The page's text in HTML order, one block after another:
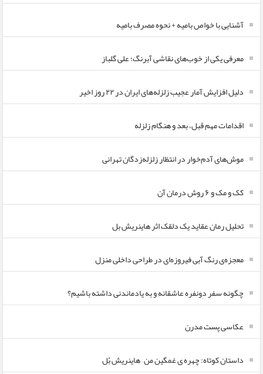
آشنایی با خواص بامیه + نحوه مصرف بامیه
معرفی یکی از خوب‌های نقاشی آبرنگ؛ علی گلباز
دلیل افزایش آمار عجیب زلزله‌های ایران در ۲۲ روز اخیر
اقدامات مهم قبل، بعد و هنگام زلزله
موش‌های آدم‌خوار در انتظار زلزله‌زدگان تهرانی
کک و مک و ۶ روش درمان آن
تحلیل رمان عقاید یک دلقک اثر هاینریش بل
معجزه‌ی رنگ آبی فیروزه‌ای در طراحی داخلی منزل
چگونه سفر دونفره عاشقانه و به یادماندنی داشته باشیم؟
عکاسی پست مدرن
داستان کوتاه: چهره ی غمگین من – هاینریش بُل